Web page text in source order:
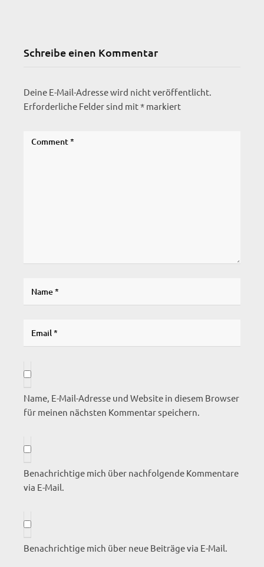
Schreibe einen Kommentar
Deine E-Mail-Adresse wird nicht veröffentlicht.
Erforderliche Felder sind mit* markiert
Name, E-Mail-Adresse und Website in diesem Browser
für meinen nächsten Kommentar speichern.
Benachrichtige mich über nachfolgende Kommentare
via E-Mail.
Benachrichtige mich über neue Beiträge via E-Mail.